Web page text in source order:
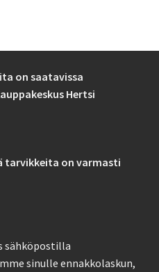
on saatavissa
Hertsi
tarvikkeita on varmasti
sähköpostilla
sinulle ennakkolaskun,